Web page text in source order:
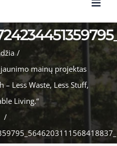
/
mainų projektas
– Less Waste, Less Stuff,
Living.“
/